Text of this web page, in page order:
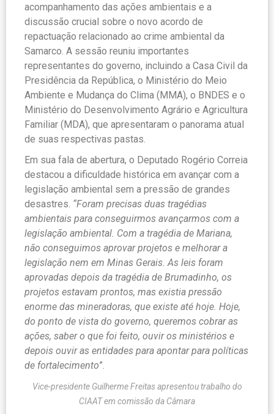
acompanhamento das ações ambientais e a
discussão crucial sobre o novo acordo de
repactuação relacionado ao crime ambiental da
Samarco. A sessão reuniu importantes
representantes do governo, incluindo a Casa Civil da
Presidência da República, o Ministério do Meio
Ambiente e Mudança do Clima (MMA), o BNDES e o
Ministério do Desenvolvimento Agrário e Agricultura
Familiar (MDA), que apresentaram o panorama atual
de suas respectivas pastas.
Em sua fala de abertura, o Deputado Rogério Correia
destacou a dificuldade histórica em avançar com a
legislação ambiental sem a pressão de grandes
desastres. “Foram precisas duas tragédias
ambientais para conseguirmos avançarmos com a
legislação ambiental. Com a tragédia de Mariana,
não conseguimos aprovar projetos e melhorar a
legislação nem em Minas Gerais. As leis foram
aprovadas depois da tragédia de Brumadinho, os
projetos estavam prontos, mas existia pressão
enorme das mineradoras, que existe até hoje. Hoje,
do ponto de vista do governo, queremos cobrar as
ações, saber o que foi feito, ouvir os ministérios e
depois ouvir as entidades para apontar para políticas
de fortalecimento”.
Vice-presidente Guilherme Freitas apresentou trabalho do
CIAAT em comissão da Câmara